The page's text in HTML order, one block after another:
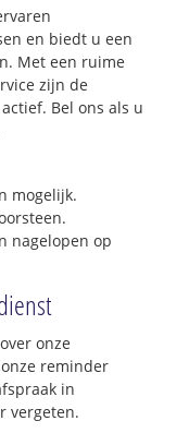
en biedt u een
Met een ruime
zijn de
Bel ons als u
mogelijk.
nagelopen op
onze
reminder
in
vergeten.